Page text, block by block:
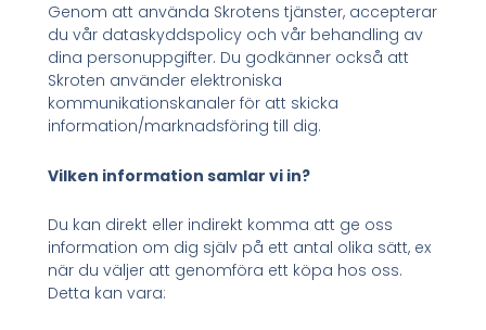
Genom att använda Skrotens tjänster, accepterar
du vår dataskyddspolicy och vår behandling av
dina personuppgifter. Du godkänner också att
Skroten använder elektroniska
kommunikationskanaler för att skicka
information/marknadsföring till dig.
Vilken information samlar vi in?
Du kan direkt eller indirekt komma att ge oss
information om dig själv på ett antal olika sätt, ex
när du väljer att genomföra ett köpa hos oss.
Detta kan vara: